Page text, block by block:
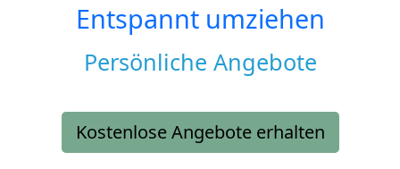
Entspannt umziehen
Persönliche Angebote
Kostenlose Angebote erhalten